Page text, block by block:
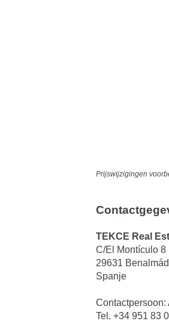
Prijswijzigingen
TEKCE Real
C/El Montículo 8
29631
Spanje
Contactpersoon:
Tel. +34 951 83